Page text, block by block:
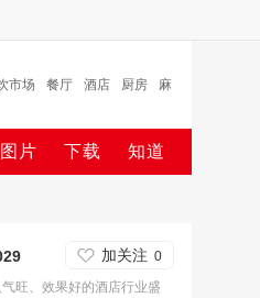
市场 餐厅 酒店 厨房 麻
图片 下载 知道
加关注 0
旺、效果好的酒店行业盛